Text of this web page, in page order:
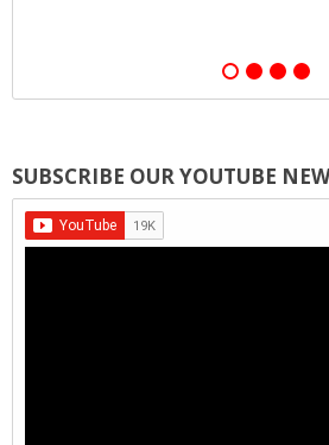
SUBSCRIBE OUR YOUTUBE